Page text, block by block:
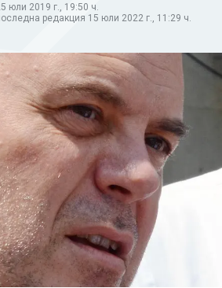
юли 2019 г., 19:50 ч.
редакция 15 юли 2022 г., 11:29 ч.